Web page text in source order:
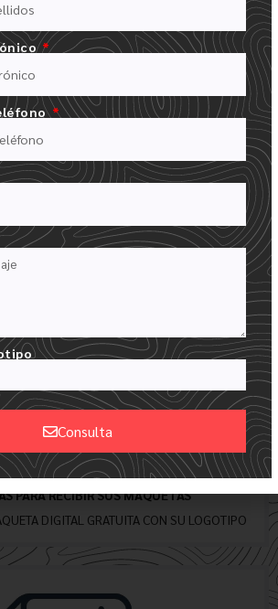
FORMULARIO DE PRESUPUESTO
LOGOTIPO Y DESCRIBA SU PEDIDO
PARA RECIBIR SUS MAQUETAS
DIGITAL GRATUITA CON SU LOGOTIPO
Consulta